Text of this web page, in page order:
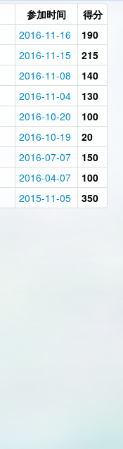
参加时间
得分
2016-11-16
190
2016-11-15
215
2016-11-08
140
2016-11-04
130
2016-10-20
100
2016-10-19
20
2016-07-07
150
2016-04-07
100
2015-11-05 350